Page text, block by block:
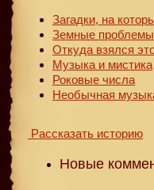
Загадки, на
Земные
Откуда взялся
Музыка и мистика
Роковые числа
Необычная
Рассказать историю
Новые